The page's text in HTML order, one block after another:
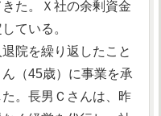
た。Ｘ社の余剰資金
ている。
院を繰り返したこと
（45歳）に事業を承
。長男Ｃさんは、昨